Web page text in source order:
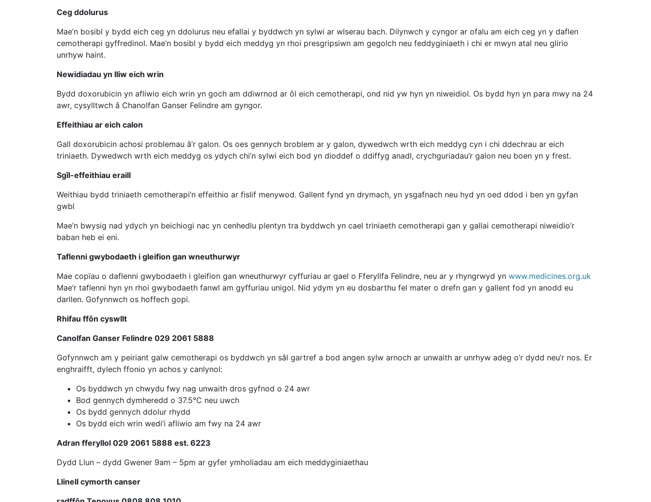
Ceg ddolurus
Mae’n bosibl y bydd eich ceg yn ddolurus neu efallai y byddwch yn sylwi ar wlserau bach. Dilynwch y cyngor ar ofalu am eich ceg yn y daflen
cemotherapi gyffredinol. Mae’n bosibl y bydd eich meddyg yn rhoi presgripsiwn am gegolch neu feddyginiaeth i chi er mwyn atal neu glirio
unrhyw haint.
Newidiadau yn lliw eich wrin
Bydd doxorubicin yn afliwio eich wrin yn goch am ddiwrnod ar ôl eich cemotherapi, ond nid yw hyn yn niweidiol. Os bydd hyn yn para mwy na 24
awr, cysylltwch â Chanolfan Ganser Felindre am gyngor.
Effeithiau ar eich calon
Gall doxorubicin achosi problemau â’r galon. Os oes gennych broblem ar y galon, dywedwch wrth eich meddyg cyn i chi ddechrau ar eich
triniaeth. Dywedwch wrth eich meddyg os ydych chi’n sylwi eich bod yn dioddef o ddiffyg anadl, crychguriadau’r galon neu boen yn y frest.
Sgîl-effeithiau eraill
Weithiau bydd triniaeth cemotherapi’n effeithio ar fislif menywod. Gallent fynd yn drymach, yn ysgafnach neu hyd yn oed ddod i ben yn gyfan
gwbl
Mae’n bwysig nad ydych yn beichiogi nac yn cenhedlu plentyn tra byddwch yn cael triniaeth cemotherapi gan y gallai cemotherapi niweidio’r
baban heb ei eni.
Taflenni gwybodaeth i gleifion gan wneuthurwyr
Mae copïau o daflenni gwybodaeth i gleifion gan wneuthurwyr cyffuriau ar gael o Fferyllfa Felindre, neu ar y rhyngrwyd yn www.medicines.org.uk
Mae’r taflenni hyn yn rhoi gwybodaeth fanwl am gyffuriau unigol. Nid ydym yn eu dosbarthu fel mater o drefn gan y gallent fod yn anodd eu
darllen. Gofynnwch os hoffech gopi.
Rhifau ffôn cyswllt
Canolfan Ganser Felindre 029 2061 5888
Gofynnwch am y peiriant galw cemotherapi os byddwch yn sâl gartref a bod angen sylw arnoch ar unwaith ar unrhyw adeg o’r dydd neu’r nos. Er
enghraifft, dylech ffonio yn achos y canlynol:
Os byddwch yn chwydu fwy nag unwaith dros gyfnod o 24 awr
Bod gennych dymheredd o 37.5°C neu uwch
Os bydd gennych ddolur rhydd
Os bydd eich wrin wedi’i afliwio am fwy na 24 awr
Adran fferyllol 029 2061 5888 est. 6223
Dydd Llun – dydd Gwener 9am – 5pm ar gyfer ymholiadau am eich meddyginiaethau
Llinell cymorth canser